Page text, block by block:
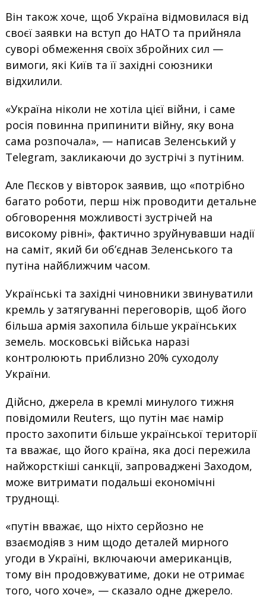
Він також хоче, щоб Україна відмовилася від
своєї заявки на вступ до НАТО та прийняла
суворі обмеження своїх збройних сил —
вимоги, які Київ та її західні союзники
відхилили.
«Україна ніколи не хотіла цієї війни, і саме
росія повинна припинити війну, яку вона
сама розпочала», — написав Зеленський у
Telegram, закликаючи до зустрічі з путіним.
Але Пєсков у вівторок заявив, що «потрібно
багато роботи, перш ніж проводити детальне
обговорення можливості зустрічей на
високому рівні», фактично зруйнувавши надії
на саміт, який би об’єднав Зеленського та
путіна найближчим часом.
Українські та західні чиновники звинуватили
кремль у затягуванні переговорів, щоб його
більша армія захопила більше українських
земель. московські війська наразі
контролюють приблизно 20% суходолу
України.
Дійсно, джерела в кремлі минулого тижня
повідомили Reuters, що путін має намір
просто захопити більше української території
та вважає, що його країна, яка досі пережила
найжорсткіші санкції, запроваджені Заходом,
може витримати подальші економічні
труднощі.
«путін вважає, що ніхто серйозно не
взаємодіяв з ним щодо деталей мирного
угоди в Україні, включаючи американців,
тому він продовжуватиме, доки не отримає
того, чого хоче», — сказало одне джерело.